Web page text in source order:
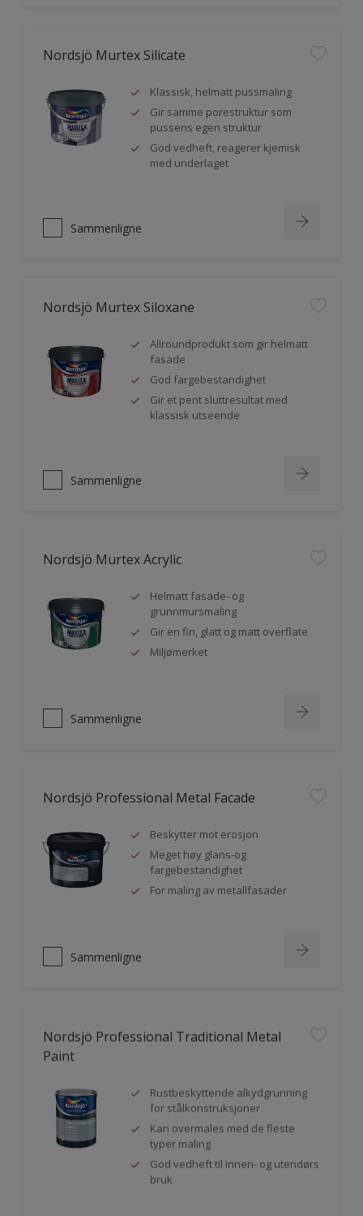
Nordsjö Murtex Silicate
Klassisk, helmatt pussmaling
Gir samme porestruktur som
pussens egen struktur
God vedheft, reagerer kjemisk
med underlaget
Sammenligne
Nordsjö Murtex Siloxane
Allroundprodukt som gir helmatt
fasade
God fargebestandighet
Gir et pent sluttresultat med
klassisk utseende
Sammenligne
Nordsjö Murtex Acrylic
Helmatt fasade- og
grunnmursmaling
Gir en fin, glatt og matt overflate
Miljømerket
Sammenligne
Nordsjö Professional Metal Facade
Beskytter mot erosjon
Meget høy glans-og
fargebestandighet
For maling av metallfasader
Sammenligne
Nordsjö Professional Traditional Metal
Paint
Rustbeskyttende alkydgrunning
for stålkonstruksjoner
Kan overmales med de fleste
typer maling
God vedheft til innen- og utendørs
bruk